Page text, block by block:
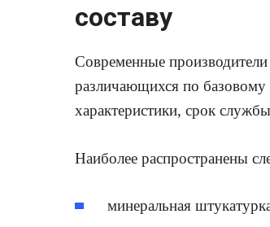
составу
Современные
различающихся по базовому
характеристики, срок
Наиболее распространены
минеральная